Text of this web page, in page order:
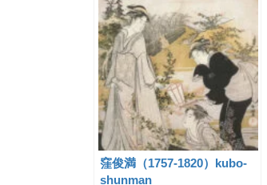
窪俊満（1757-1820）kubo-
shunman